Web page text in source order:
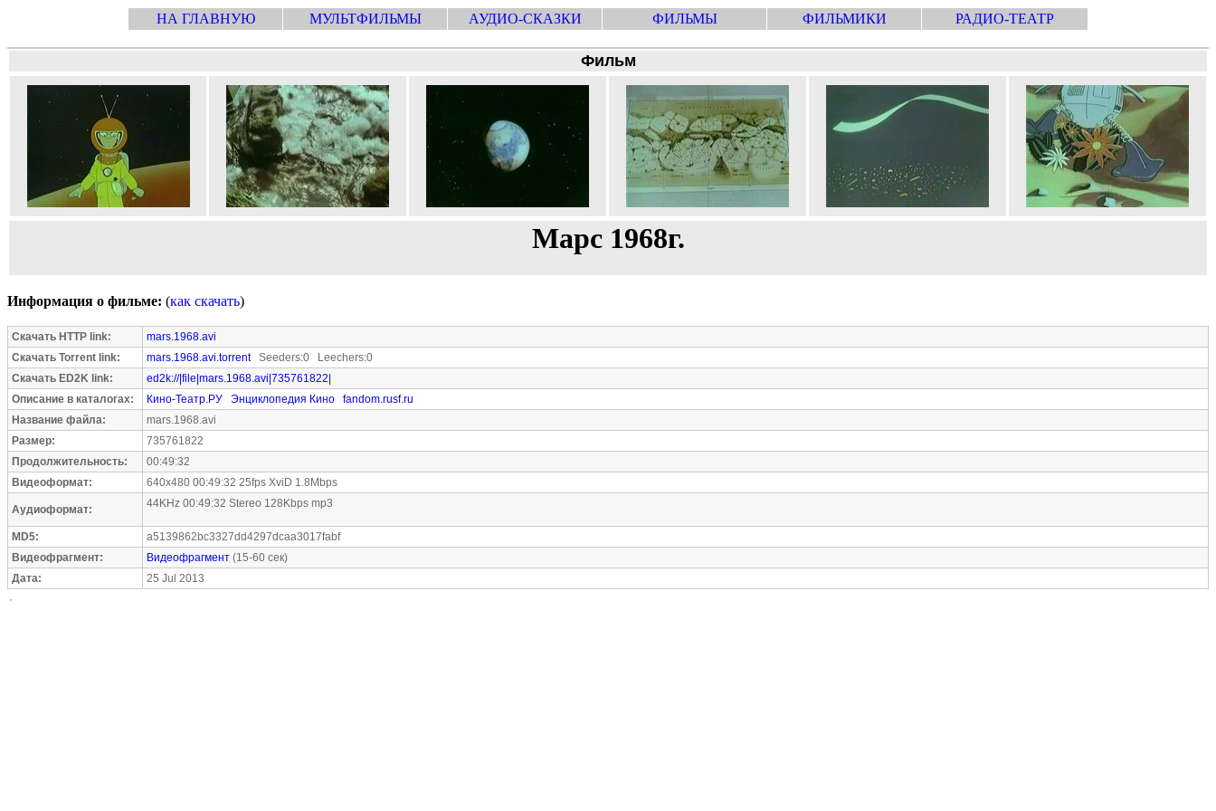
НА ГЛАВНУЮ МУЛЬТФИЛЬМЫ АУДИО-СКАЗКИ ФИЛЬМЫ ФИЛЬМИКИ РАДИО-ТЕАТР
Фильм
Марс 1968г.
Информация о фильме: (как скачать)
Скачать HTTP link:
mars.1968.avi
Скачать Torrent link:
mars.1968.avi.torrentSeeders:0 Leechers:0
Скачать ED2K link:
ed2k://|file|mars.1968.avi|735761822|
Описание в каталогах:
Кино-Театр.РУ Энциклопедия Кино
fandom.rusf.ru
Название файла:
mars.1968.avi
Размер:
735761822
Продолжительность:
00:49:32
Видеоформат:
640x480 00:49:32 25fps XviD 1.8Mbps
Аудиоформат: 44KHz 00:49:32 Stereo 128Kbps mp3
MD5:
a5139862bc3327dd4297dcaa3017fabf
Видеофрагмент:
Видеофрагмент (15-60 сек)
Дата:
25 Jul 2013